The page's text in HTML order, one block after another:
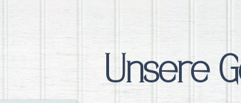
Unsere